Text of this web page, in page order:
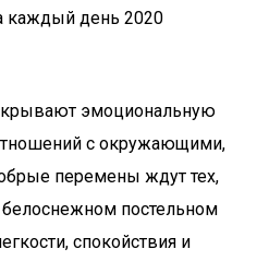
каждый день 2020
эмоциональную
с окружающими,
перемены ждут тех,
постельном
спокойствия и